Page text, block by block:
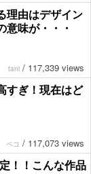
理由はデザイン
意味が・・・
tani / 117,339 views
すぎ！現在はど
ペコ / 117,073 views
！！こんな作品